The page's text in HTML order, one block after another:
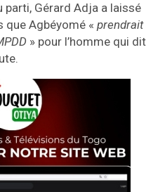
Gérard Adja a laissé
que Agbéyomé « prendrait
» pour l’homme qui dit